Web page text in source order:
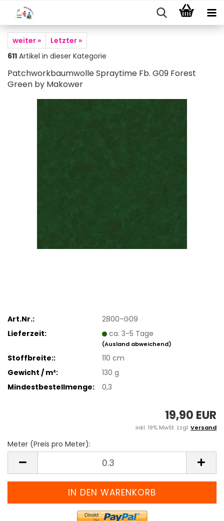
weiter »
Letzter »
611 Artikel in dieser Kategorie
Patchworkbaumwolle Spraytime Fb. G09 Forest
Green by Makower
Art.Nr.:
2800-G09
Lieferzeit:
ca. 3-5 Tage
(Ausland abweichend)
Stoffbreite::
110 cm
Gewicht / m²:
130 g
Mindestbestellmenge:
0,3
19,90 EUR
inkl. 19% MwSt. zzgl.Versand
Meter (Preis pro Meter):
(Preis
pro